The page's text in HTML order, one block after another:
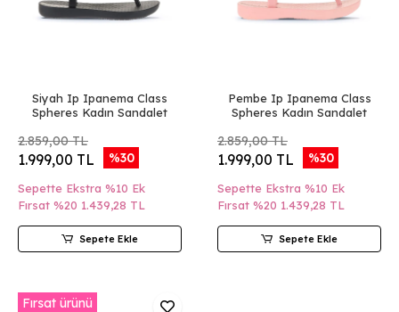
Siyah Ip Ipanema Class
Spheres Kadın Sandalet
2.859,00 TL
1.999,00 TL %30
Sepette Ekstra %10 Ek
Fırsat %20 1.439,28 TL
Sepete Ekle
Pembe Ip Ipanema Class
Spheres Kadın Sandalet
2.859,00 TL
1.999,00 TL %30
Sepette Ekstra %10 Ek
Fırsat %20 1.439,28 TL
Sepete Ekle
Fırsat ürünü